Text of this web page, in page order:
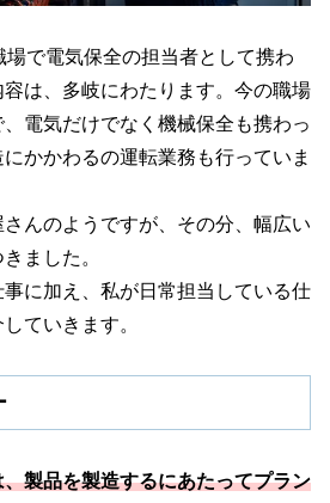
で電気保全の担当者として携わ
は、多岐にわたります。今の職場
電気だけでなく機械保全も携わっ
かかわるの運転業務も行っていま
んのようですが、その分、幅広い
ました。
に加え、私が日常担当している仕
ていきます。
製品を製造するにあたってプラン